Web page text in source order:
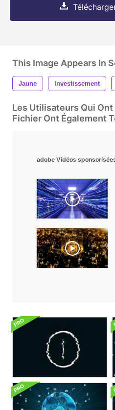
This Image Appears In
Jaune Investissement
Les Utilisateurs Qui
Fichier Ont Également
adobe Vidéos